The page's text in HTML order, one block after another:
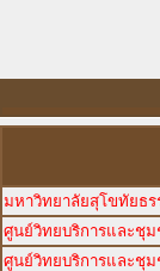
มหาวิทยาลัยสุโขทัยธร
ศูนย์วิทยบริการและชุ
ศูนย์วิทยบริการและชุ